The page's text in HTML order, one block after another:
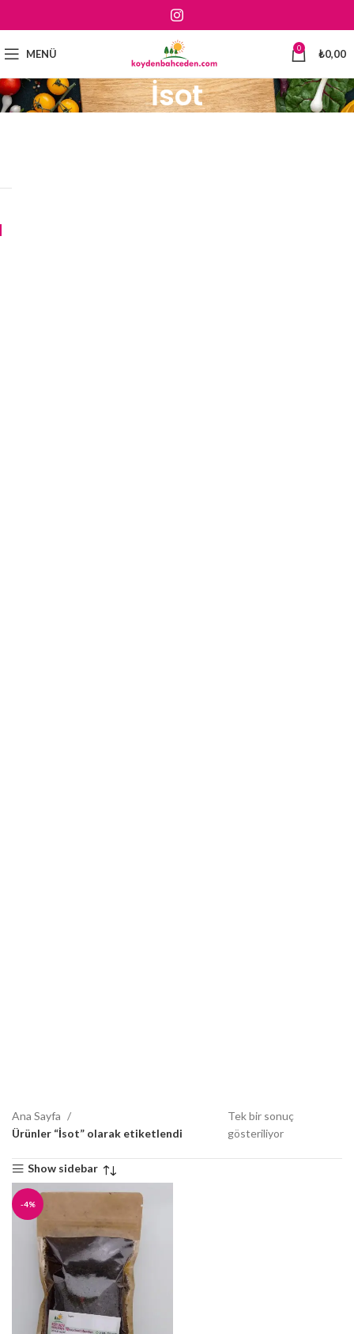
MENÜ 0 ₺0,00
İsot
Ana Sayfa
Ürünler “İsot” olarak etiketlendi
Tek bir sonuç
gösteriliyor
Show sidebar
-4%